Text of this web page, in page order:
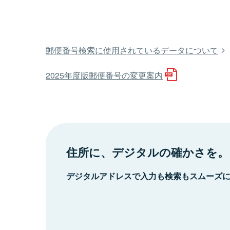
郵便番号検索に使用されているデータについて
2025年度版郵便番号の変更案内
住所に、デジタルの確かさを。
デジタルアドレスで入力も検索もスムーズ